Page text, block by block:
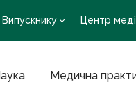
Випускнику Центр
Медична